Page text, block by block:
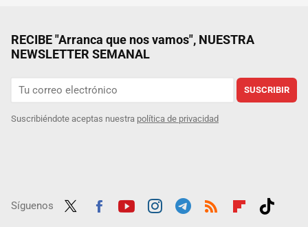
RECIBE "Arranca que nos vamos", NUESTRA
NEWSLETTER SEMANAL
SUSCRIBIR
Suscribiéndote aceptas nuestra política de privacidad
Síguenos